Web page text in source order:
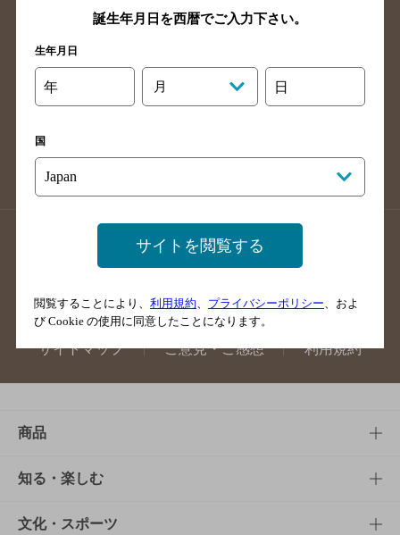
島根県のバー検索
徳島県のバー検索
高知県のバー検索
福岡県のバー検索
長崎県のバー検索
佐賀県のバー検索
店舗登録方法のご案内
店舗情報更新方法のご案内
掲載店舗様ログイン
サイトマップ ご意見・ご感想 利用規約
商品
商品TOP
商品一覧
知る・楽しむ
知る・楽しむTOP
文化・スポーツ
誕生年月日を西暦でご入力下さい。
生年月日
年 月 日
国
サイトを閲覧する
閲覧することにより、 利用規約 プライバシーポリシー 、およ
び Cookie の使用に同意したことになります。